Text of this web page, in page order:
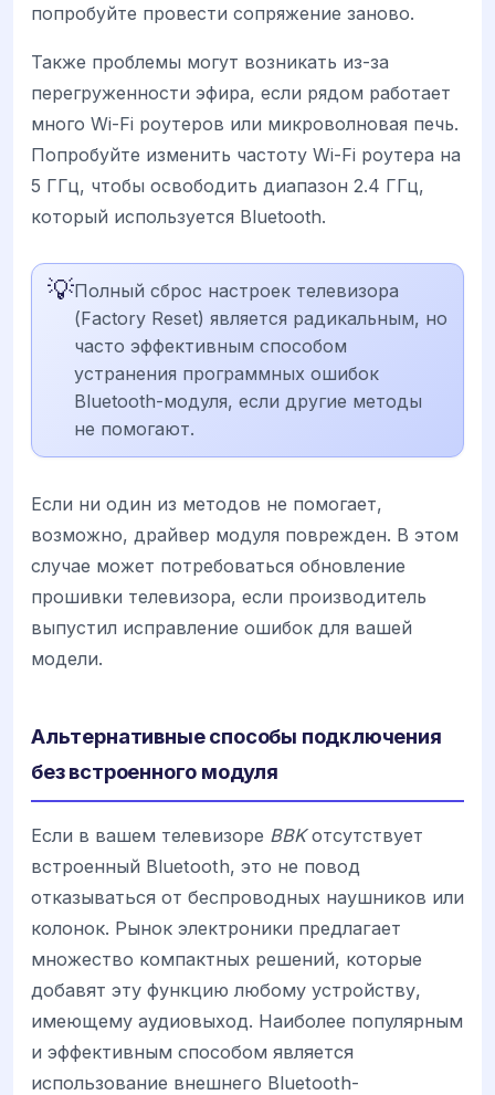
попробуйте провести сопряжение заново.
Также проблемы могут возникать из-за
перегруженности эфира, если рядом работает
много Wi-Fi роутеров или микроволновая печь.
Попробуйте изменить частоту Wi-Fi роутера на
5 ГГц, чтобы освободить диапазон 2.4 ГГц,
который используется Bluetooth.
💡Полный сброс настроек телевизора
(Factory Reset) является радикальным, но
часто эффективным способом
устранения программных ошибок
Bluetooth-модуля, если другие методы
не помогают.
Если ни один из методов не помогает,
возможно, драйвер модуля поврежден. В этом
случае может потребоваться обновление
прошивки телевизора, если производитель
выпустил исправление ошибок для вашей
модели.
Альтернативные способы подключения
без встроенного модуля
Если в вашем телевизоре BBKотсутствует
встроенный Bluetooth, это не повод
отказываться от беспроводных наушников или
колонок. Рынок электроники предлагает
множество компактных решений, которые
добавят эту функцию любому устройству,
имеющему аудиовыход. Наиболее популярным
и эффективным способом является
использование внешнего Bluetooth-